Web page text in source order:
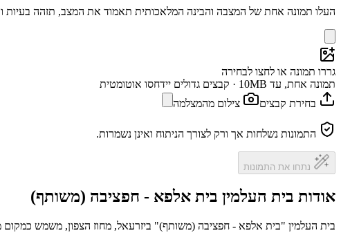
העלו תמונה אחת של המצבה והבינה המלאכותית תאמוד את המצב, תזהה בעיות
גררו תמונה או לחצו לבחירה
תמונה אחת, עד 10MB · קבצים גדולים יידחסו אוטומטית
בחירת קבצים
צילום מהמצלמה
התמונות נשלחות אך ורק לצורך הניתוח ואינן נשמרות.
נתחו את התמונות
אודות בית העלמין בית אלפא - חפציבה (משותף)
בית העלמין "בית אלפא - חפציבה (משותף)" ביזרעאל, מחוז הצפון, משמש כמקום